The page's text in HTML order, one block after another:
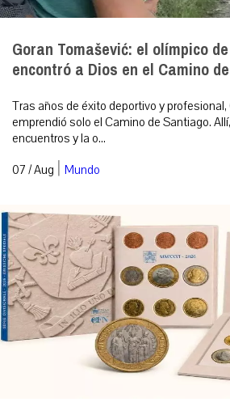
Goran Tomašević: el olímpico
encontró a Dios en el Camino
Tras años de éxito deportivo y
emprendió solo el Camino de Santiago.
encuentros y la o...
07 / Aug | Mundo